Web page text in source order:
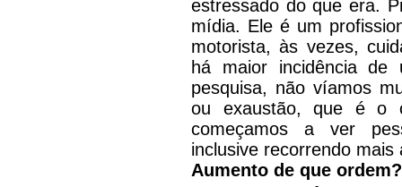
estressado do que era.
mídia. Ele é um
motorista, às vezes,
há maior incidência de
pesquisa, não víamos
ou exaustão, que é o
começamos a ver
inclusive recorrendo
Aumento de que